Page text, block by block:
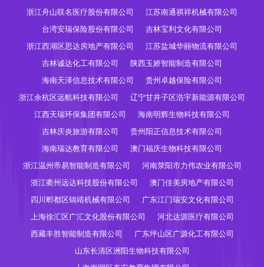
浙江舟山联名医疗股份有限公司
江苏南通祺祥机械有限公司
台湾安瑞保险股份有限公司
吉林宝利文化有限公司
浙江西湖区思达房地产有限公司
江苏盐城华丽物流有限公司
吉林诚达化工有限公司
陕西玉娇智能制造有限公司
海南天泽信息技术有限公司
贵州卓越保险有限公司
浙江余杭区远航科技有限公司
辽宁甘井子区浩宇新能源有限公司
江西天瑞环保集团有限公司
海南明辉生物科技有限公司
吉林庆炎旅游有限公司
贵州阳正信息技术有限公司
海南瑞达教育有限公司
澳门福庆生物科技有限公司
浙江温州帝易智能制造有限公司
河南荥阳市力伟农业有限公司
浙江衢州远达科技股份有限公司
澳门佳美房地产有限公司
四川郫都区锦靖机械有限公司
广东江门瑞安文化有限公司
上海徐汇区广汇文化股份有限公司
河北达源医疗有限公司
西藏丰胜智能制造有限公司
广东坪山区广源化工有限公司
山东长清区洲阳生物科技有限公司